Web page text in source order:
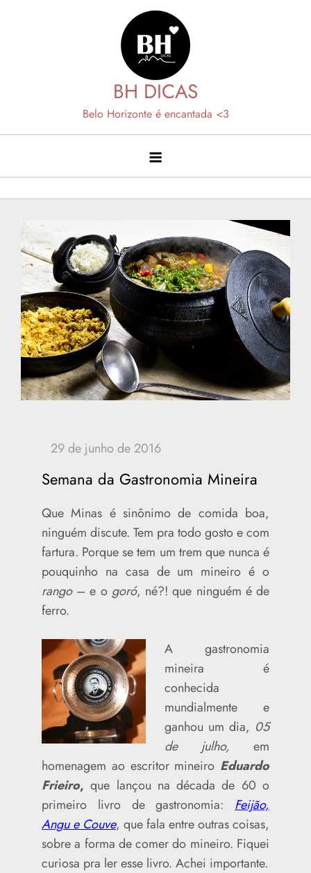
BH DICAS
Belo Horizonte é encantada <3
Semana da Gastronomia Mineira
Que Minas é sinônimo de comida boa,
ninguém discute. Tem pra todo gosto e com
fartura. Porque se tem um trem que nunca é
pouquinho na casa de um mineiro é o
rango– e o goró, né?! que ninguém é de
ferro.
A gastronomia
mineira é
conhecida
mundialmente e
ganhou um dia, 05
de julho, em
homenagem ao escritor mineiro Eduardo
Frieiro,que lançou na década de 60 o
primeiro livro de gastronomia: Feijão,
Angu e Couve, que fala entre outras coisas,
sobre a forma de comer do mineiro. Fiquei
curiosa pra ler esse livro. Achei importante.